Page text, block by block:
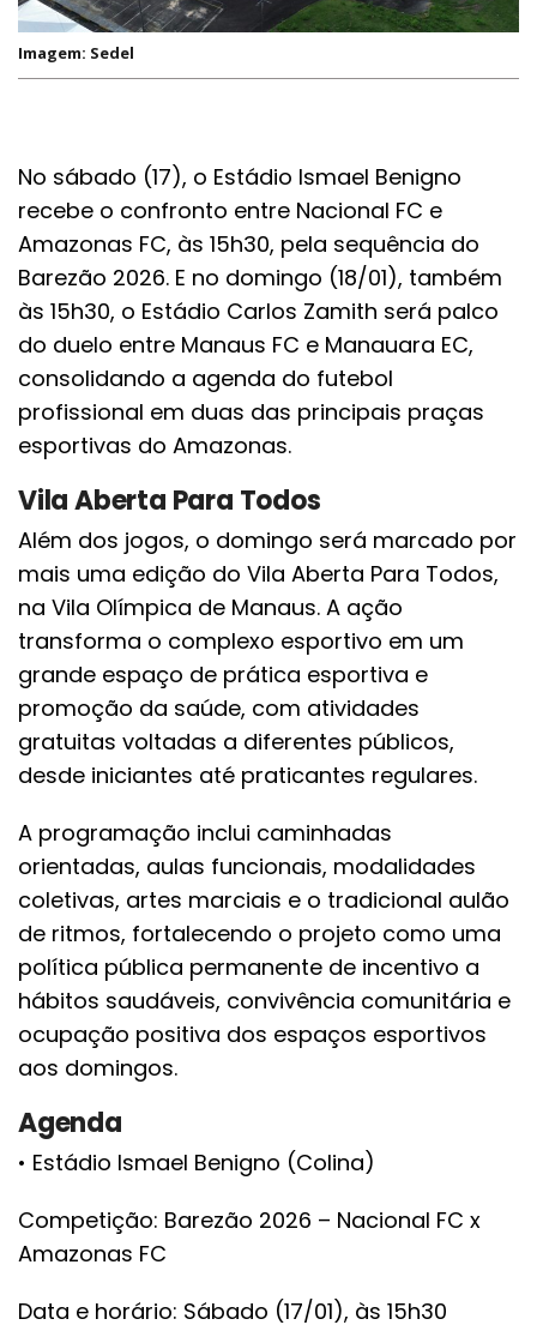
Imagem: Sedel
No sábado (17), o Estádio Ismael Benigno
recebe o confronto entre Nacional FC e
Amazonas FC, às 15h30, pela sequência do
Barezão 2026. E no domingo (18/01), também
às 15h30, o Estádio Carlos Zamith será palco
do duelo entre Manaus FC e Manauara EC,
consolidando a agenda do futebol
profissional em duas das principais praças
esportivas do Amazonas.
Vila Aberta Para Todos
Além dos jogos, o domingo será marcado por
mais uma edição do Vila Aberta Para Todos,
na Vila Olímpica de Manaus. A ação
transforma o complexo esportivo em um
grande espaço de prática esportiva e
promoção da saúde, com atividades
gratuitas voltadas a diferentes públicos,
desde iniciantes até praticantes regulares.
A programação inclui caminhadas
orientadas, aulas funcionais, modalidades
coletivas, artes marciais e o tradicional aulão
de ritmos, fortalecendo o projeto como uma
política pública permanente de incentivo a
hábitos saudáveis, convivência comunitária e
ocupação positiva dos espaços esportivos
aos domingos.
Agenda
• Estádio Ismael Benigno (Colina)
Competição: Barezão 2026 – Nacional FC x
Amazonas FC
Data e horário: Sábado (17/01), às 15h30